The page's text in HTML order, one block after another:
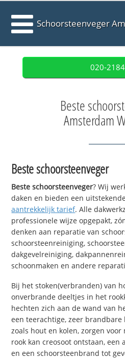
Schoorsteenveger
020-
Beste
Amsterdam
Beste schoorsteenveger
Beste schoorsteenveger? Wij
daken en bieden een
aantrekkelijk tarief. Alle
professionele wijze opgepakt,
denken aan reparatie van
schoorsteenreiniging,
dakgevelreiniging,
schoonmaken en andere
Bij het stoken(verbranden) van
onverbrande deeltjes in het
hechten zich aan de wand van
een teerachtige, zeer brandbare
zoals hout en kolen, zorgen
rook kan creosoot ontstaan, een
en een schoorsteenbrand tot